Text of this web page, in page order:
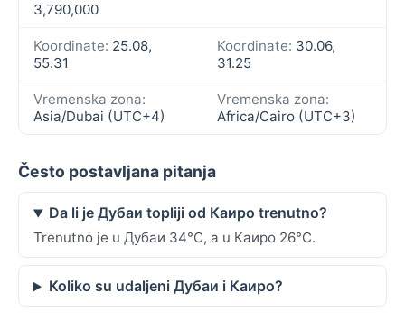
3,790,000
Koordinate: 25.08,
55.31
Koordinate: 30.06,
31.25
Vremenska zona:
Asia/Dubai (UTC+4)
Vremenska zona:
Africa/Cairo (UTC+3)
Često postavljana pitanja
Da li je Дубаи topliji od Каиро trenutno?
Trenutno je u Дубаи 34°C, a u Каиро 26°C.
Koliko su udaljeni Дубаи i Каиро?